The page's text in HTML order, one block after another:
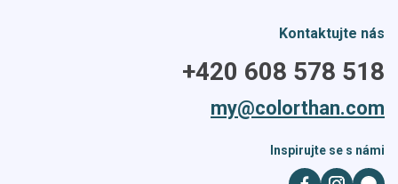
Kontaktujte nás
+420 608 578 518
my@colorthan.com
Inspirujte se s námi